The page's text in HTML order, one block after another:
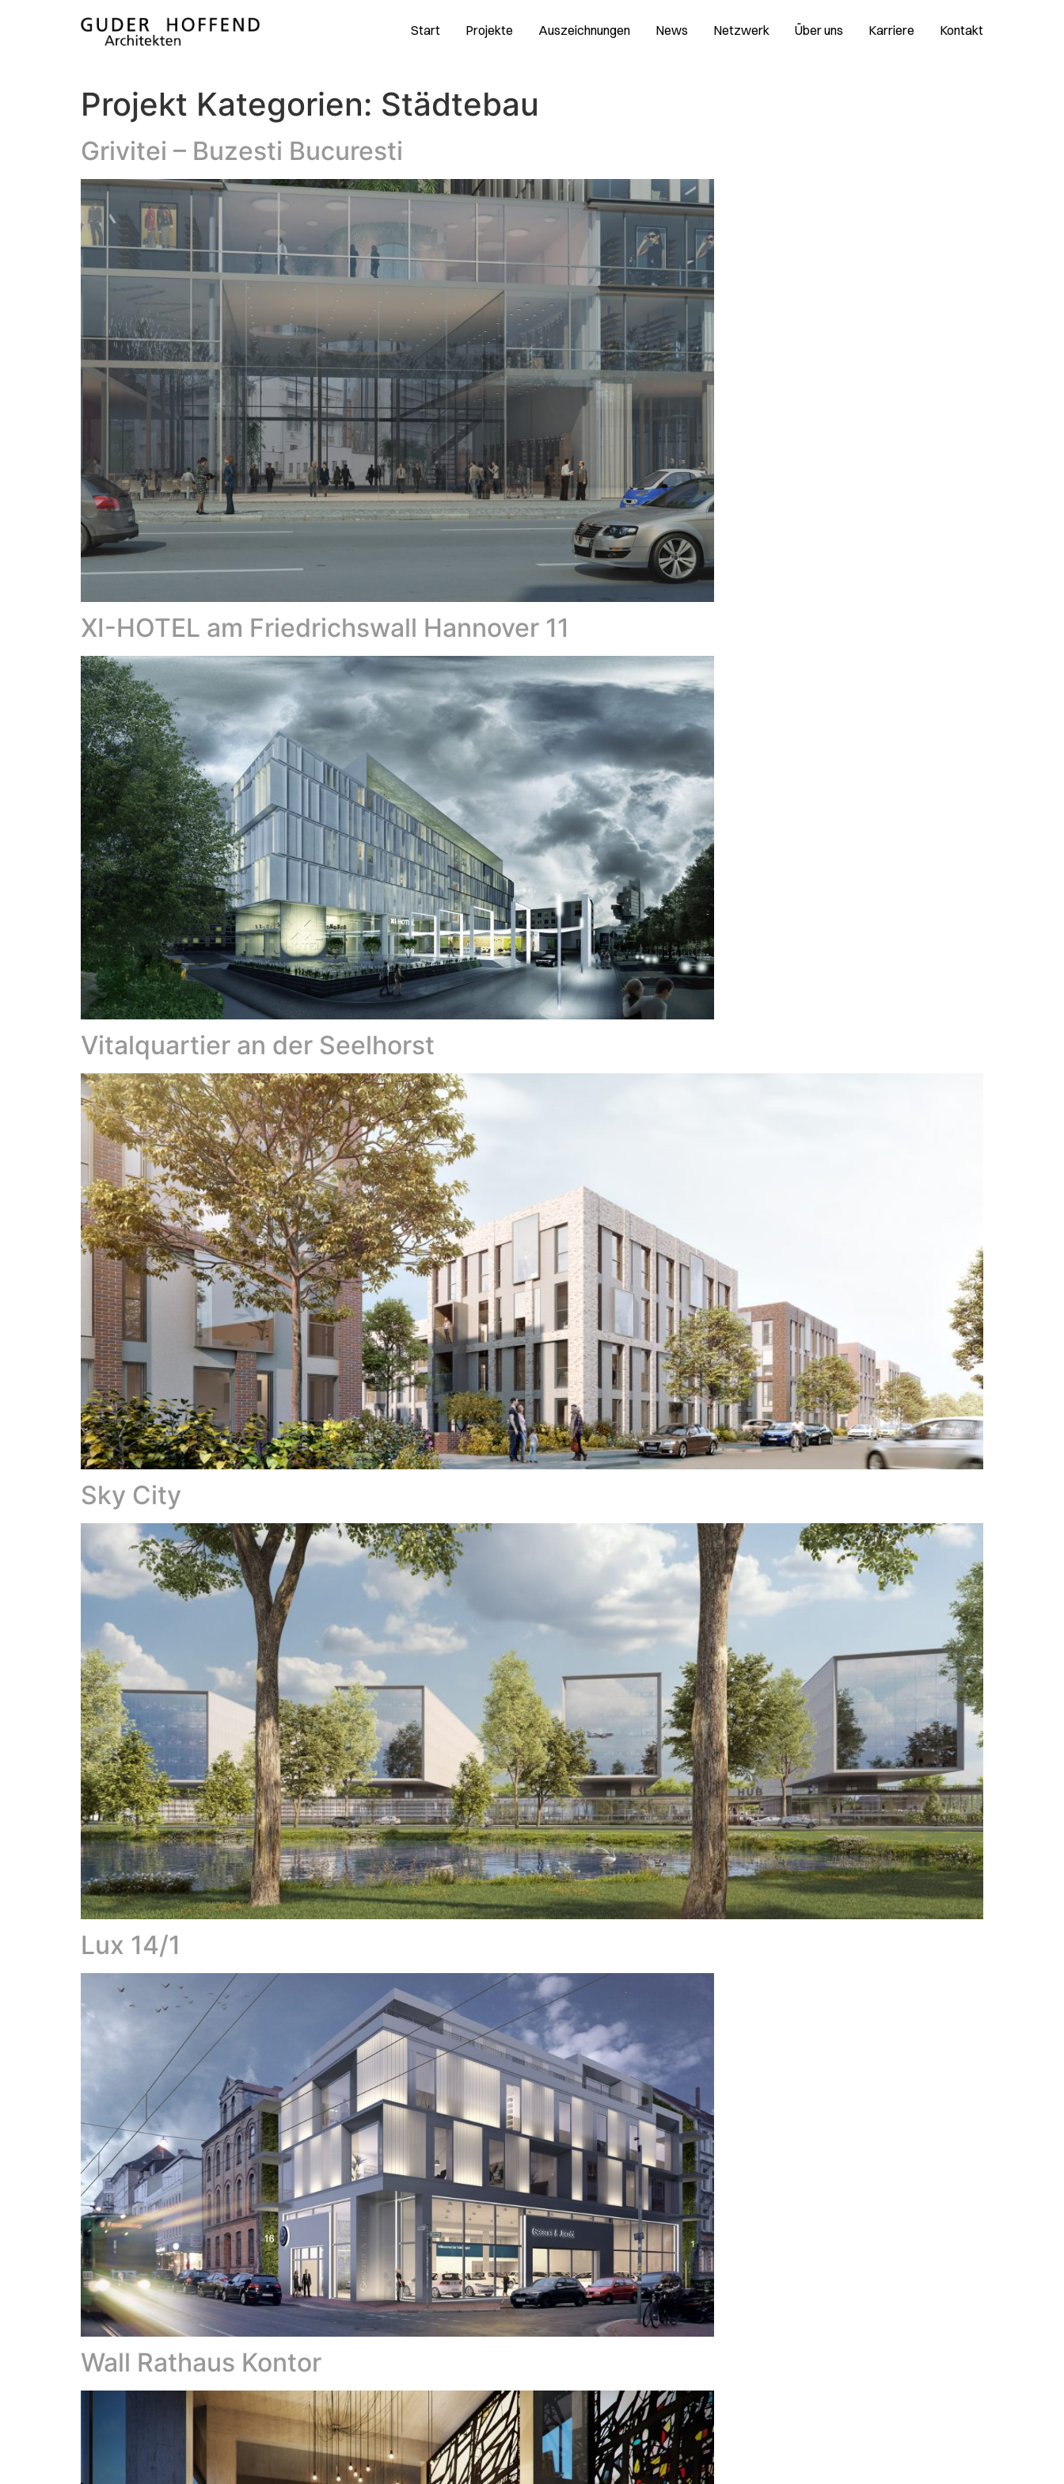
Start Projekte Auszeichnungen News Netzwerk Über uns Karriere Kontakt
Projekt Kategorien: Städtebau
Grivitei – Buzesti Bucuresti
XI-HOTEL am Friedrichswall Hannover 11
Vitalquartier an der Seelhorst
Sky City
Lux 14/1
Wall Rathaus Kontor